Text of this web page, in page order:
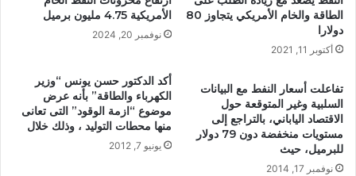
الطاقة والخام الأمريكي يتجاوز 80
دولارا
أكتوبر 11, 2021
الأمريكية 4.75 مليون برميل
نوفمبر 20, 2024
تفاعلت أسعار النفط مع البيانات
السلبية وغير المتوقعة حول
الاقتصاد الياباني، بالتراجع إلى
مستويات منخفضة دون 79 دولار
للبرميل، حيث
نوفمبر 17, 2014
أكد الدكتور حسن يونس “وزير
الكهرباء والطاقة” بأنه عرض
موضوع “ازمة الوقود” التى تعانى
منها محطات التوليد ، وذلك خلال
يونيو 7, 2012